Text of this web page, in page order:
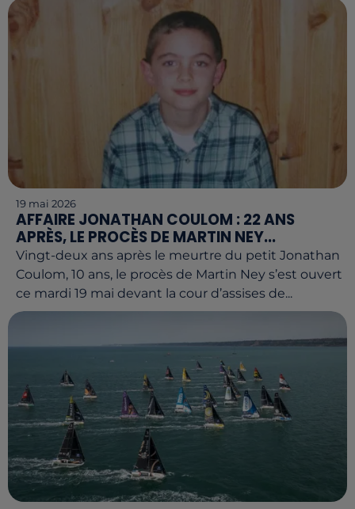
19 mai 2026
AFFAIRE JONATHAN COULOM : 22 ANS
APRÈS, LE PROCÈS DE MARTIN NEY...
Vingt-deux ans après le meurtre du petit Jonathan
Coulom, 10 ans, le procès de Martin Ney s’est ouvert
ce mardi 19 mai devant la cour d’assises de...